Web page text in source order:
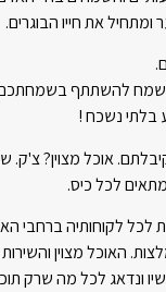
ומתחיל את חייו הבוגרים.
נשמח להשתתף
בלתי נשכח !
אוכל מצוין? צ'ק.
לכל כיס.
לקוחותיה ברחבי
האוכל מצוין
ונדאג לכל מה שרק